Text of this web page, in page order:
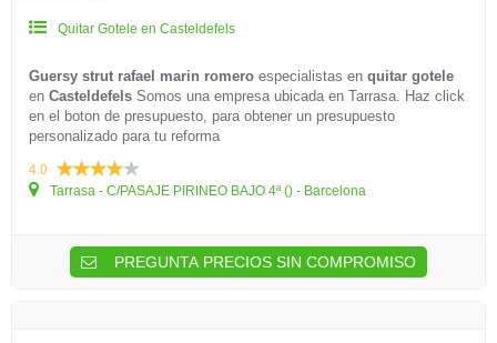
Quitar Gotele en Casteldefels
Guersy strut rafael marin romero especialistas en quitar gotele
en Casteldefels Somos una empresa ubicada en Tarrasa. Haz click
en el boton de presupuesto, para obtener un presupuesto
personalizado para tu reforma
4.0
Tarrasa - C/PASAJE PIRINEO BAJO 4ª () - Barcelona
PREGUNTA PRECIOS SIN COMPROMISO